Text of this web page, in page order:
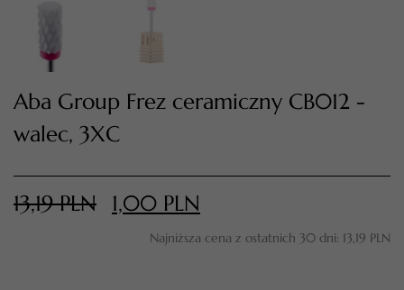
PRZEJDŹ DO KOSZYKA
Aba Group Frez ceramiczny CB012 -
walec, 3XC
13,19PLN 1,00 PLN
Najniższa cena z ostatnich 30 dni: 13,19 PLN